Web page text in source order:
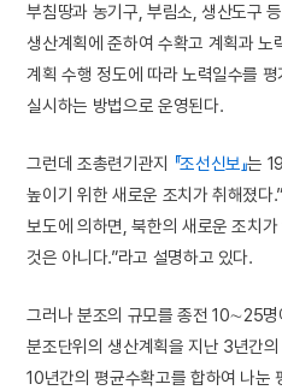
부침땅과 농기구, 부림소, 생산도구
생산계획에 준하여 수확고 계획과 노
계획 수행 정도에 따라 노력일수를
실시하는 방법으로 운영된다.
그런데 조총련기관지 『조선신보』는
높이기 위한 새로운 조치가 취해졌
보도에 의하면, 북한의 새로운 조치
것은 아니다.”라고 설명하고 있다.
그러나 분조의 규모를 종전 10∼25
분조단위의 생산계획을 지난 3년간
10년간의 평균수확고를 합하여 나눈